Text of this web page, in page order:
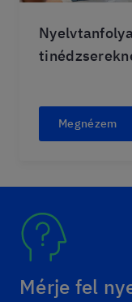
Megnézem
Mérje fel